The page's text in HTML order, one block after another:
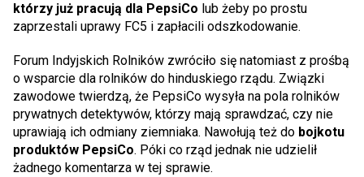
którzy już pracują dla PepsiCo lub żeby po prostu
zaprzestali uprawy FC5 i zapłacili odszkodowanie.
Forum Indyjskich Rolników zwróciło się natomiast z prośbą
o wsparcie dla rolników do hinduskiego rządu. Związki
zawodowe twierdzą, że PepsiCo wysyła na pola rolników
prywatnych detektywów, którzy mają sprawdzać, czy nie
uprawiają ich odmiany ziemniaka. Nawołują też do bojkotu
produktów PepsiCo. Póki co rząd jednak nie udzielił
żadnego komentarza w tej sprawie.